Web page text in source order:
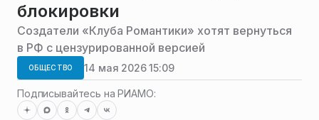
блокировки
Создатели «Клуба Романтики» хотят вернуться
в РФ с цензурированной версией
ОБЩЕСТВО 14 мая 2026 15:09
Подписывайтесь на РИАМО: